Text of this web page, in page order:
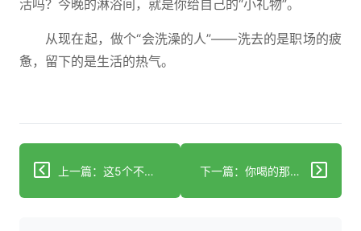
活吗？今晚的淋浴间，就是你给自己的“小礼物”。
从现在起，做个“会洗澡的人”——洗去的是职场的疲
惫，留下的是生活的热气。
上一篇：这5个不费劲的小习惯竟能偷偷让你多活9年？ 下一篇：你喝的那杯养生茶正在偷走你的健康？